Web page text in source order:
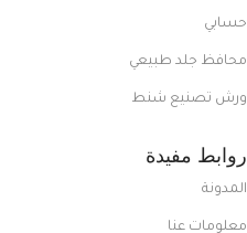
حسابي
محافظ جلد طبيعي
ورش تصنيع شنط
روابط مفيدة
المدونة
معلومات عنا